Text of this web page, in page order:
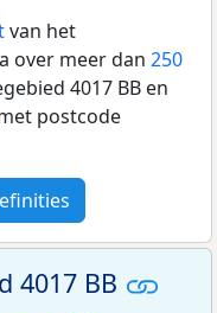
van het
over meer dan 250
4017 BB en
postcode
4017 BB